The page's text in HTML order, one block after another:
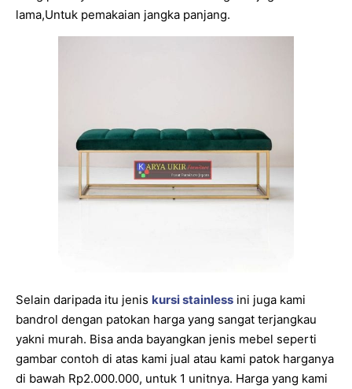
lama,Untuk pemakaian jangka panjang.
Selain daripada itu jenis kursi stainless ini juga kami
bandrol dengan patokan harga yang sangat terjangkau
yakni murah. Bisa anda bayangkan jenis mebel seperti
gambar contoh di atas kami jual atau kami patok harganya
di bawah Rp2.000.000, untuk 1 unitnya. Harga yang kami